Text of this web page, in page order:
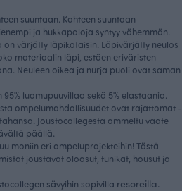
suuntaan. Kahteen suuntaan
ja hukkapaloja syntyy vähemmän.
on värjätty läpikotaisin. Läpivärjätty neulos
materiaalin läpi, estäen eriväristen
Neuleen oikea ja nurja puoli ovat saman
luomupuuvillaa sekä 5% elastaania.
ompelumahdollisuudet ovat rajattomat -
Joustocollegesta ommeltu vaate
päällä.
moniin eri ompeluprojekteihin! Tästä
joustavat oloasut, tunikat, housut ja
sävyihin sopivilla resoreilla.